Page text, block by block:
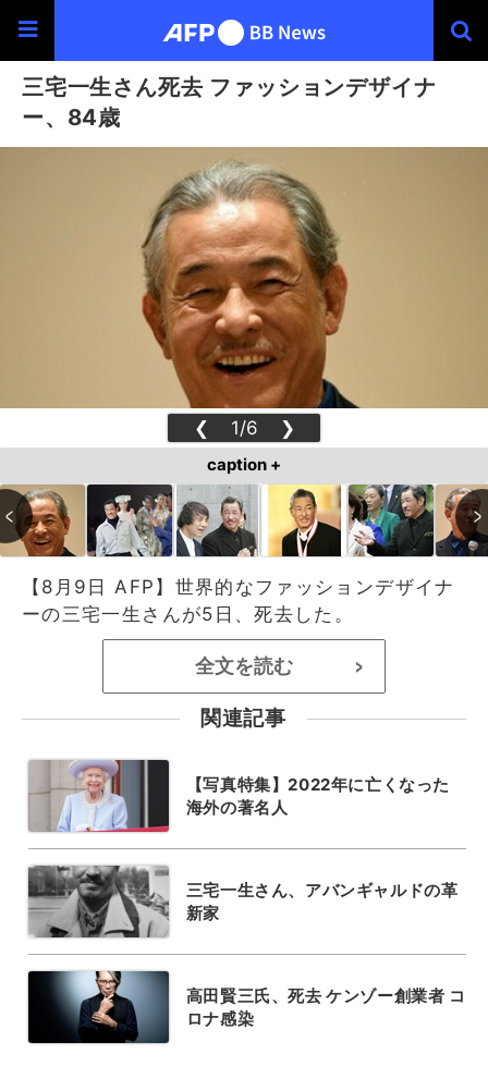
三宅一生さん死去 ファッションデザイナ
ー、84歳
❮ 1/6 ❯
caption +
【8月9日 AFP】世界的なファッションデザイナ
ーの三宅一生さんが5日、死去した。
全文を読む >
関連記事
【写真特集】2022年に亡くなった
海外の著名人
三宅一生さん、アバンギャルドの革
新家
高田賢三氏、死去 ケンゾー創業者 コ
ロナ感染